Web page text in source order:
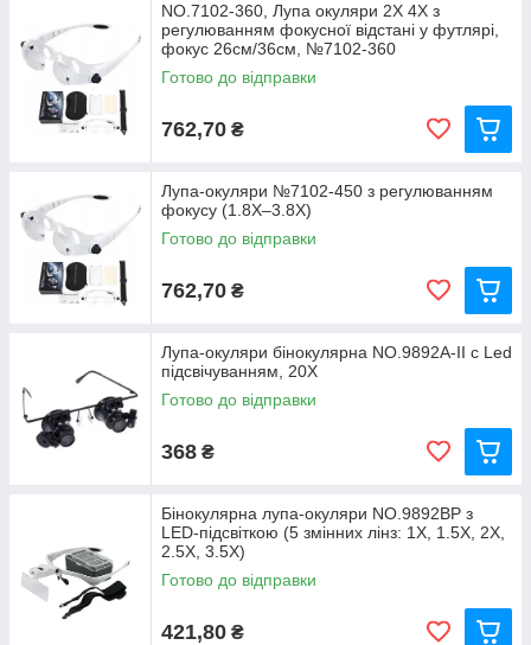
NO.7102-360, Лупа окуляри 2X 4X з
регулюванням фокусної відстані у футлярі,
фокус 26см/36см, №7102-360
Готово до відправки
762,70 ₴
Лупа-окуляри №7102-450 з регулюванням
фокусу (1.8X–3.8X)
Готово до відправки
762,70 ₴
Лупа-окуляри бінокулярна NO.9892A-II c Led
підсвічуванням, 20Х
Готово до відправки
368 ₴
Бінокулярна лупа-окуляри NO.9892BP з
LED-підсвіткою (5 змінних лінз: 1X, 1.5X, 2X,
2.5X, 3.5X)
Готово до відправки
421,80 ₴